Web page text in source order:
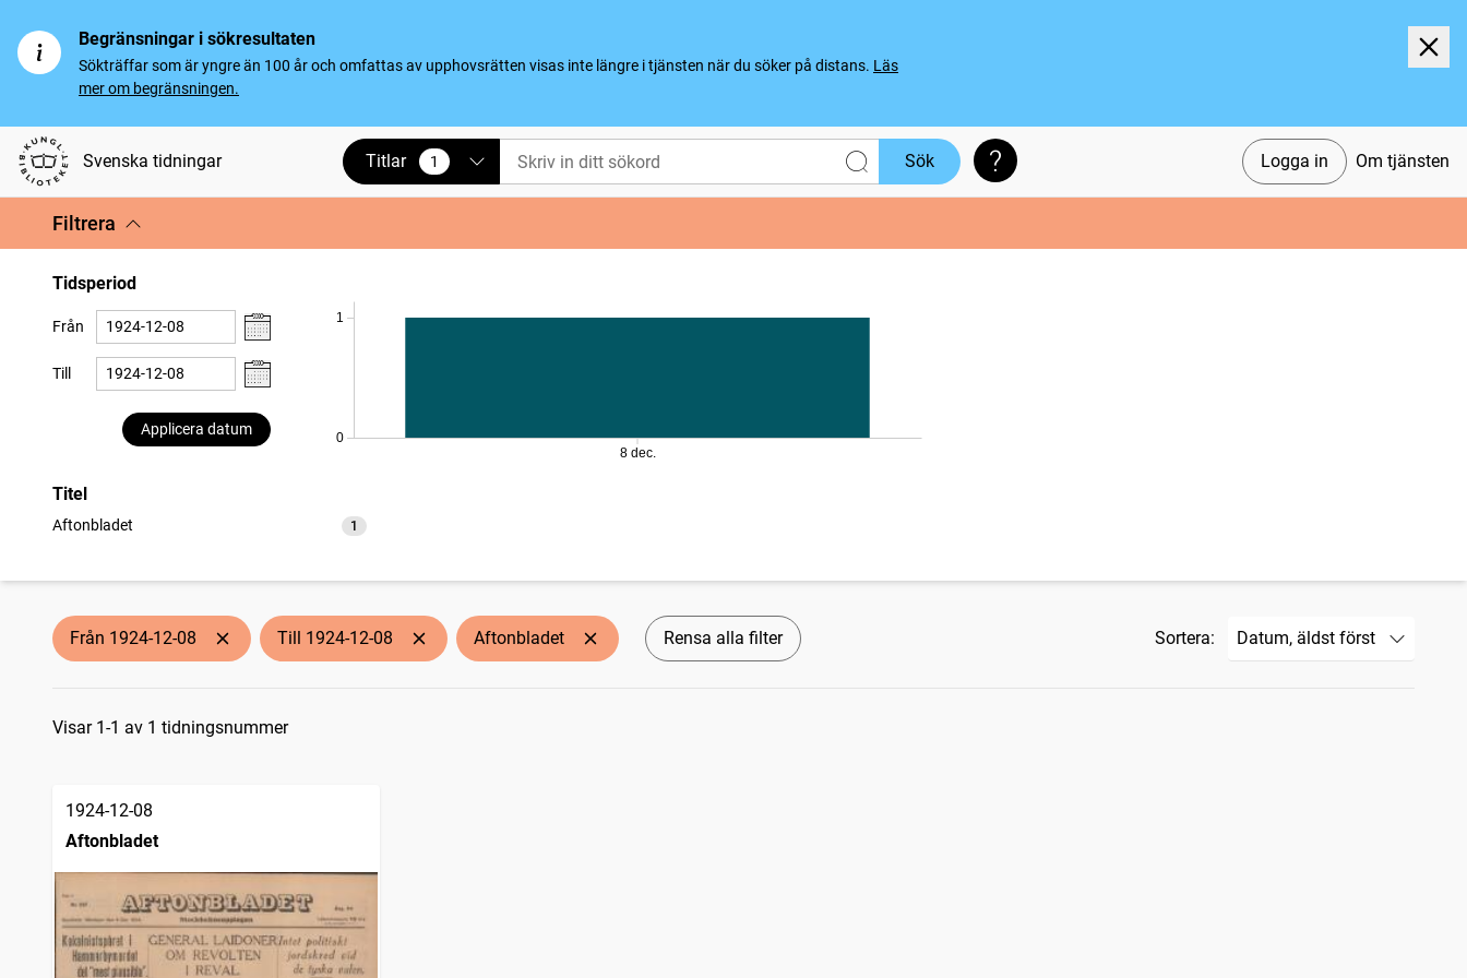
Begränsningar i sökresultaten
Sökträffar som är yngre än 100 år och omfattas av upphovsrätten visas inte längre i tjänsten när du söker på distans. Läs
mer om begränsningen.
Svenska tidningar Logga in Om tjänsten
Titlar 1
vald Sök Söktips
Filtrera
Tidsperiod
Från
Till
Applicera datum
0
1
8 dec.
Titel
Aftonbladet 1
träffar
Från 1924-12-08 Till 1924-12-08 Aftonbladet Rensa alla filter Sortera:
Sökresultat
Visar 1-1 av 1 tidningsnummer
1924-12-08
Aftonbladet